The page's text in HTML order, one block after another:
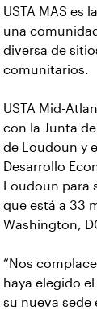
USTA MAS es
una
diversa de
comunitarios.
USTA Mid-
con la Junta
de Loudoun y
Desarrollo
Loudoun
que está a 33
Washington,
“Nos
haya elegido
su nueva sede